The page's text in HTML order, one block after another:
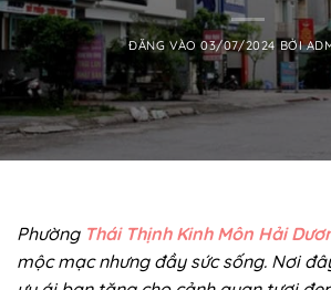
ĐĂNG VÀO03/07/2024 BỞI
Phường Thái Thịnh Kinh Môn Hải
mộc mạc nhưng đầy sức sống. Nơi